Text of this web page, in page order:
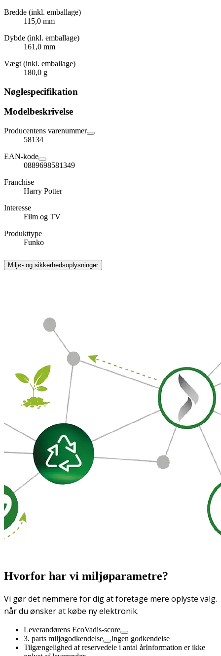
Bredde (inkl. emballage)
115,0 mm
Dybde (inkl. emballage)
161,0 mm
Vægt (inkl. emballage)
180,0 g
Nøglespecifikation
Modelbeskrivelse
Producentens varenummer
58134
EAN-kode
0889698581349
Franchise
Harry Potter
Interesse
Film og TV
Produkttype
Funko
Miljø- og sikkerhedsoplysninger
Hvorfor har vi miljøparametre?
Vi gør det nemmere for dig at foretage mere oplyste valg.
når du ønsker at købe ny elektronik.
Leverandørens EcoVadis-score
3. parts miljøgodkendelse
Ingen godkendelse
Tilgængelighed af reservedele i antal årInformation er ikke